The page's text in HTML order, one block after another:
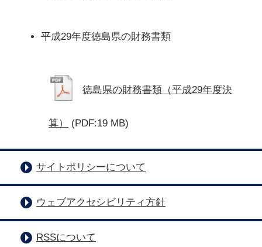
平成29年度徳島県の財務書類
徳島県の財務書類（平成29年度決
算） (PDF:19 MB)
サイトポリシーについて
ウェブアクセシビリティ方針
RSSについて